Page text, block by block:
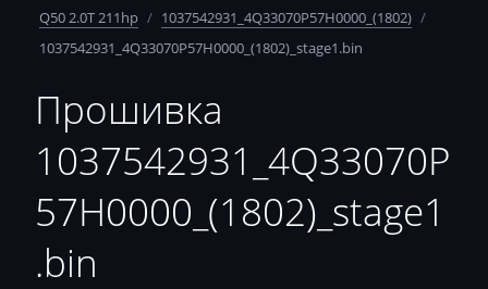
Q50 2.0T 211hp / 1037542931_4Q33070P57H0000_(1802) /
1037542931_4Q33070P57H0000_(1802)_stage1.bin
Прошивка
1037542931_4Q33070P
57H0000_(1802)_stage1
.bin